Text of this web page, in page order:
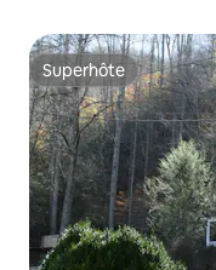
Superhôte
Superhôte